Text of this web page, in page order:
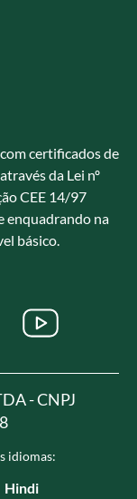
certificados de
da Lei nº
CEE 14/97
enquadrando na
básico.
- CNPJ
idiomas:
Hindi